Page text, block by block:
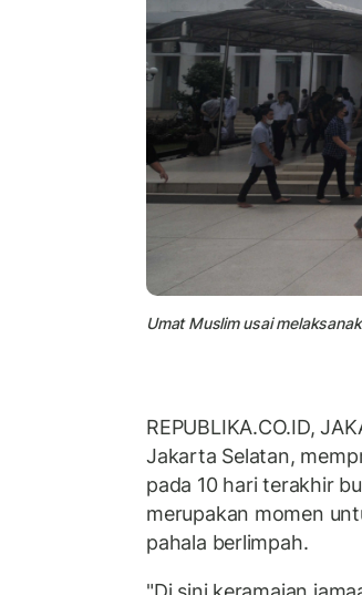
Umat Muslim usai
REPUBLIKA.CO.ID,
Jakarta Selatan,
pada 10 hari terakhir
merupakan momen
pahala berlimpah.